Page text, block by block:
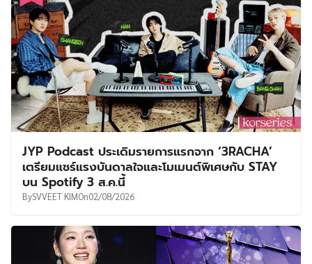
JYP Podcast ประเดิมรายการแรกจาก ‘3RACHA’
เตรียมแชร์แรงบันดาลใจและโมเมนต์พิเศษกับ STAY
บน Spotify 3 ส.ค.นี้
BySVVEET KIMOn02/08/2026